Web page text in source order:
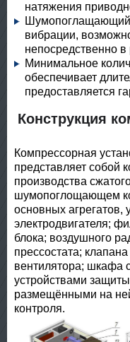
натяжения
Шумопоглащающий
вибрации,
непосредственно
Минимальное
обеспечивает
предоставляется
Конструкция
Компрессорная
представляет собой
производства
шумопоглощающем
основных агрегатов,
электродвигателя;
блока; воздушного
прессостата;
вентилятора; шкафа
устройствами
размещёнными на
контроля.